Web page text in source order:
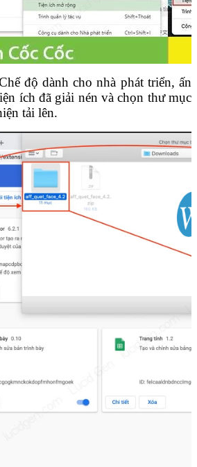
độ dành cho nhà phát triển, ấn
ích đã giải nén và chọn thư mục
tải lên.